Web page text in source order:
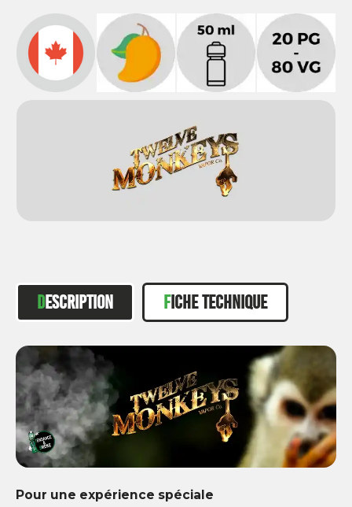
DESCRIPTION FICHE TECHNIQUE
Pour une expérience spéciale